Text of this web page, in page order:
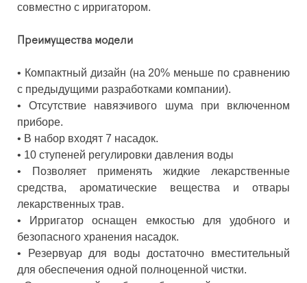
совместно с ирригатором.
Преимущества модели
• Компактный дизайн (на 20% меньше по сравнению
с предыдущими разработками компании).
•
Отсутствие навязчивого шума при включенном
приборе.
• В набор входят 7 насадок.
• 10 ступеней регулировки давления воды
•
Позволяет применять жидкие лекарственные
средства, ароматические вещества и отвары
лекарственных трав.
•
Ирригатор оснащен емкостью для удобного и
безопасного хранения насадок.
•
Резервуар для воды достаточно вместительный
для обеспечения одной полноценной чистки.